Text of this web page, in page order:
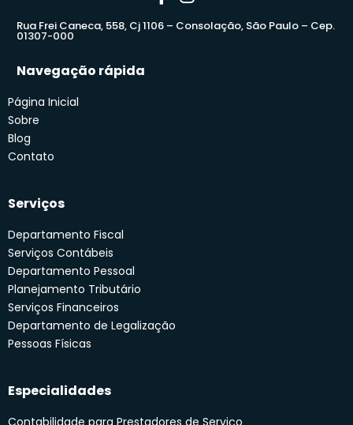
Rua Frei Caneca, 558, Cj 1106 – Consolação, São Paulo – Cep.
01307-000
Navegação rápida
Página Inicial
Sobre
Blog
Contato
Serviços
Departamento Fiscal
Serviços Contábeis
Departamento Pessoal
Planejamento Tributário
Serviços Financeiros
Departamento de Legalização
Pessoas Físicas
Especialidades